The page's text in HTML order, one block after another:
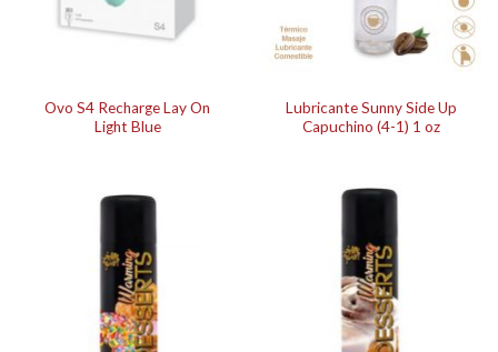
Ovo S4 Recharge Lay On
Light Blue
Lubricante Sunny Side Up
Capuchino (4-1) 1 oz